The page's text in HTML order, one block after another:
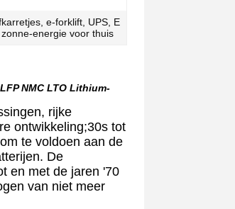
e-forklift, UPS, E
zonne-energie voor thuis
NMC LTO Lithium-
rijke
ontwikkeling;30s tot
te voldoen aan de
De
en met de jaren '70
van niet meer